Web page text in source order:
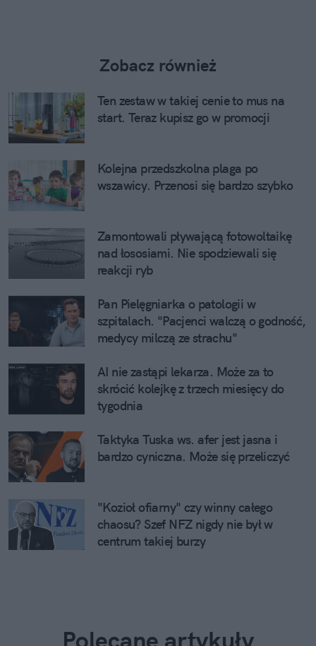
Zobacz również
Ten zestaw w takiej cenie to mus na
start. Teraz kupisz go w promocji
Kolejna przedszkolna plaga po
wszawicy. Przenosi się bardzo szybko
Zamontowali pływającą fotowoltaikę
nad łososiami. Nie spodziewali się
reakcji ryb
Pan Pielęgniarka o patologii w
szpitalach. "Pacjenci walczą o godność,
medycy milczą ze strachu"
AI nie zastąpi lekarza. Może za to
skrócić kolejkę z trzech miesięcy do
tygodnia
Taktyka Tuska ws. afer jest jasna i
bardzo cyniczna. Może się przeliczyć
"Kozioł ofiarny" czy winny całego
chaosu? Szef NFZ nigdy nie był w
centrum takiej burzy